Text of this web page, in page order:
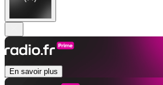
En savoir plus